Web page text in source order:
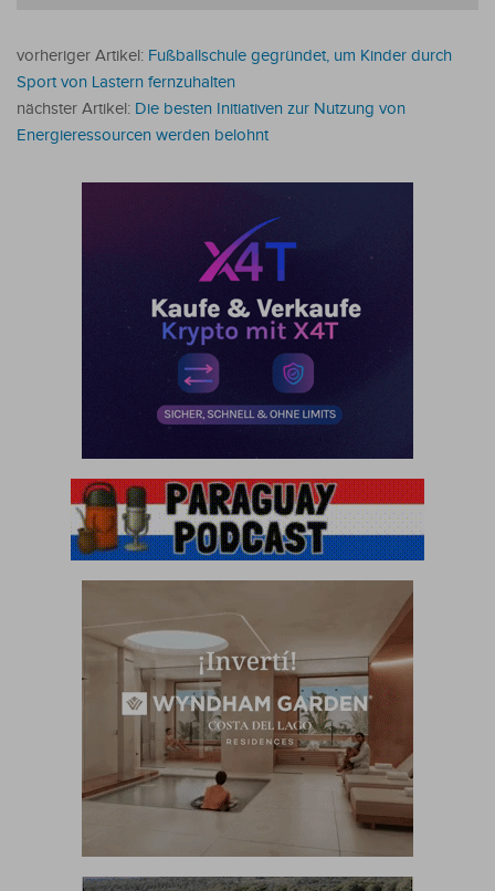
vorheriger Artikel: Fußballschule gegründet, um Kinder durch
Sport von Lastern fernzuhalten
nächster Artikel: Die besten Initiativen zur Nutzung von
Energieressourcen werden belohnt